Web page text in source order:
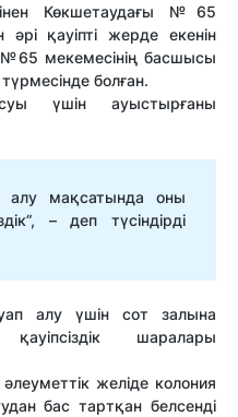
Көкшетаудағы №65
қауіпті жерде екенін
мекемесінің басшысы
болған.
үшін ауыстырғаны
мақсатында оны
– деп түсіндірді
алу үшін сот залына
қауіпсіздік шаралары
желіде колония
бас тартқан белсенді